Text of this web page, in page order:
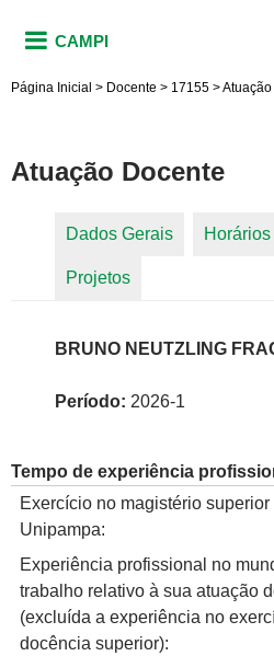
CAMPI
Página Inicial > Docente > 17155 >
Atuação Docente
Dados Gerais Horários
Projetos
BRUNO NEUTZLING
Período: 2026-1
Tempo de experiência
Exercício no magistério superior
Unipampa:
Experiência profissional no
trabalho relativo à sua atuação
(excluída a experiência no
docência superior):